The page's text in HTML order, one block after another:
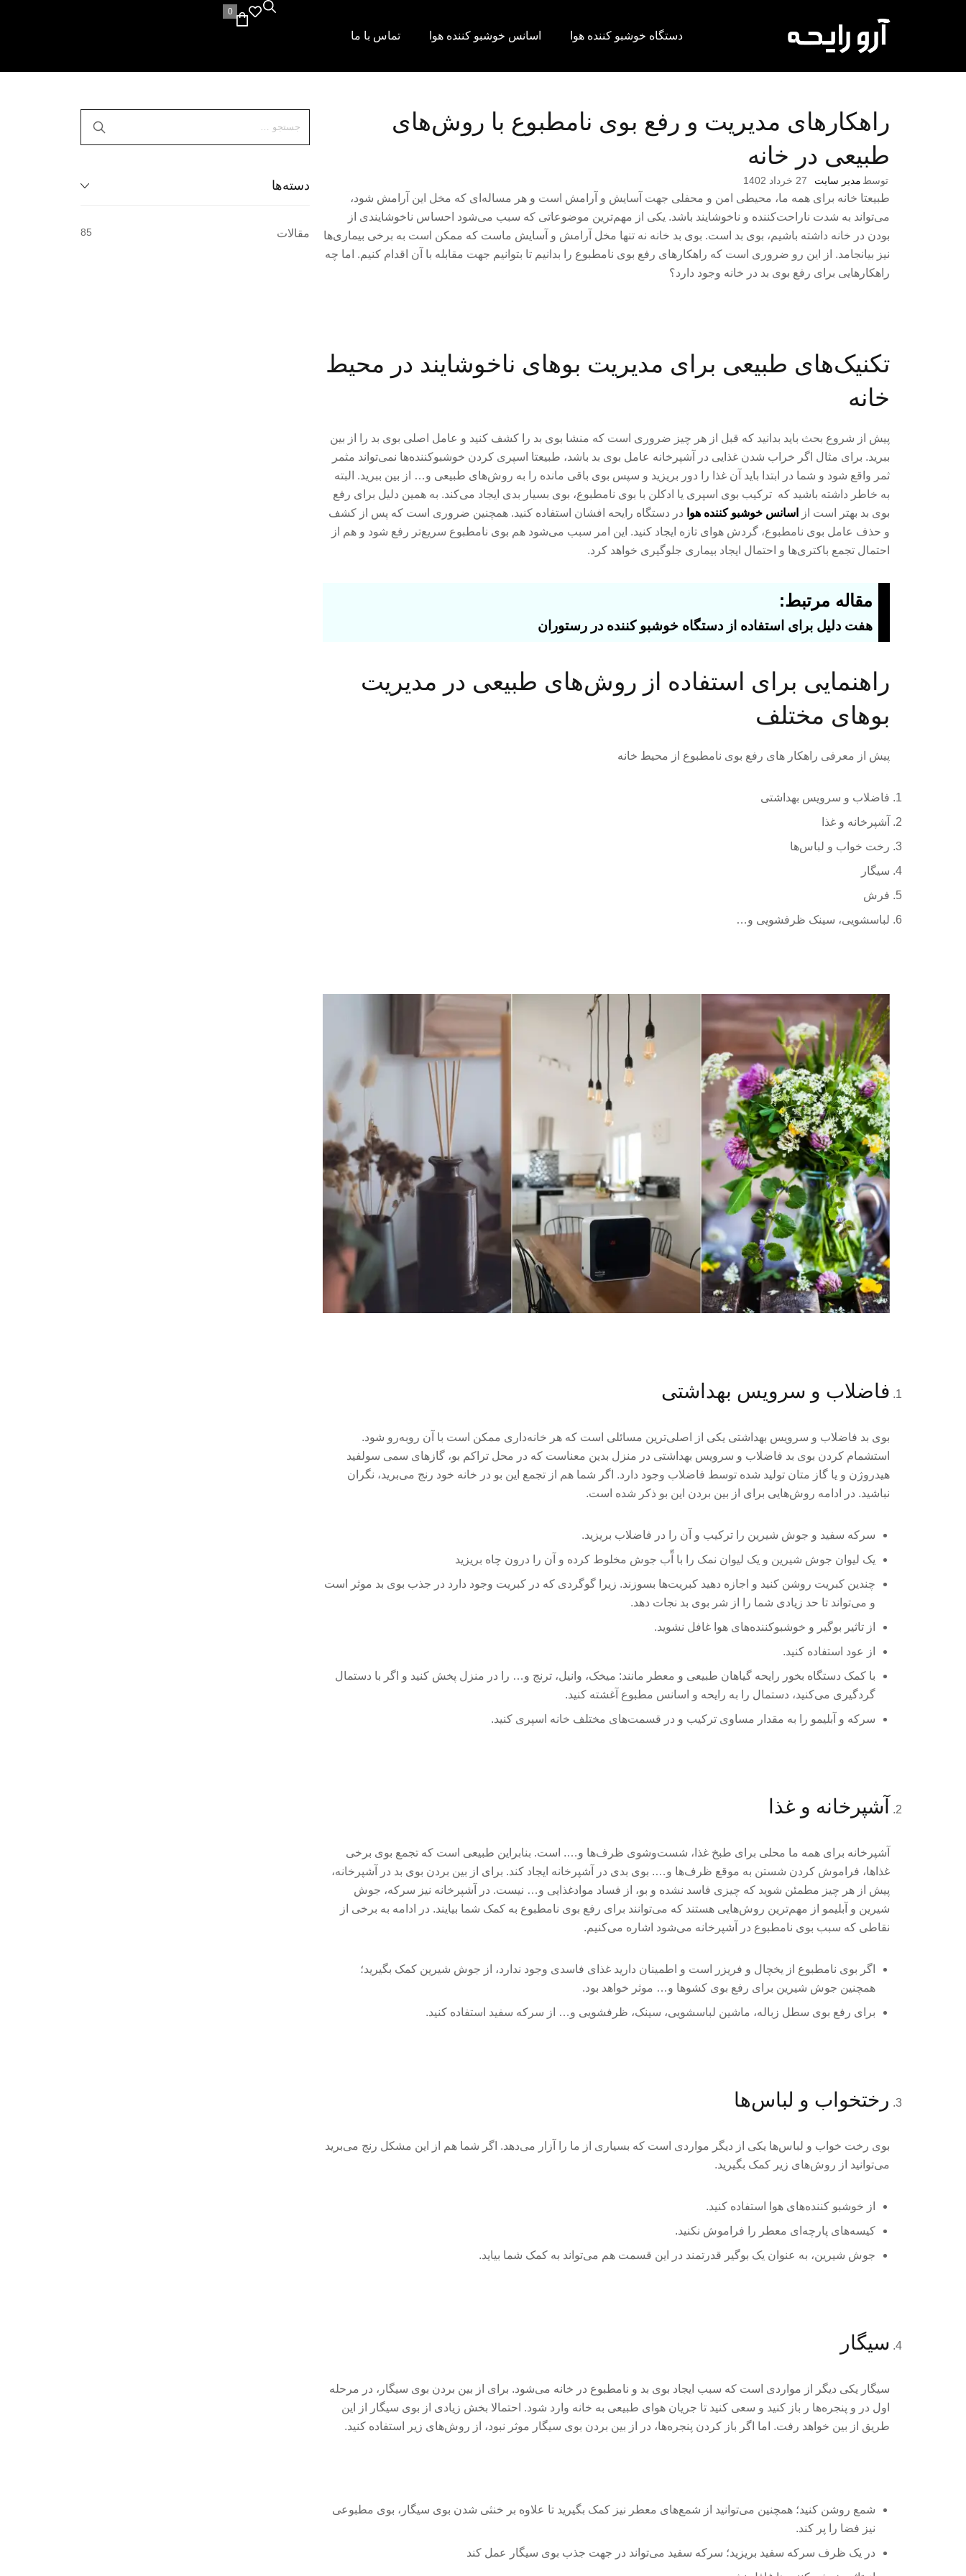
دستگاه خوشبو کننده هوا اسانس خوشبو کننده هوا تماس با ما
0
راهکارهای مدیریت و رفع بوی نامطبوع با روش‌های
طبیعی در خانه
توسط مدیر سایت 27 خرداد 1402
طبیعتا خانه برای همه ما، محیطی امن و محفلی جهت آسایش و آرامش است و هر مساله‌ای که مخل این آرامش شود،
می‌تواند به شدت ناراحت‌کننده و ناخوشایند باشد. یکی از مهم‌ترین موضوعاتی که سبب می‌شود احساس ناخوشایندی از
بودن در خانه داشته باشیم، بوی بد است. بوی بد خانه نه تنها مخل آرامش و آسایش ماست که ممکن است به برخی بیماری‌ها
نیز بیانجامد. از این رو ضروری است که راهکارهای رفع بوی نامطبوع را بدانیم تا بتوانیم جهت مقابله با آن اقدام کنیم. اما چه
راهکارهایی برای رفع بوی بد در خانه وجود دارد؟
تکنیک‌های طبیعی برای مدیریت بوهای ناخوشایند در محیط
خانه
پیش از شروع بحث باید بدانید که قبل از هر چیز ضروری است که منشا بوی بد را کشف کنید و عامل اصلی بوی بد را از بین
ببرید. برای مثال اگر خراب شدن غذایی در آشپرخانه عامل بوی بد باشد، طبیعتا اسپری کردن خوشبوکننده‌ها نمی‌تواند مثمر
ثمر واقع شود و شما در ابتدا باید آن غذا را دور بریزید و سپس بوی باقی مانده را به روش‌های طبیعی و… از بین ببرید. البته
به خاطر داشته باشید که ترکیب بوی اسپری یا ادکلن با بوی نامطبوع، بوی بسیار بدی ایجاد می‌کند. به همین دلیل برای رفع
بوی بد بهتر است از
اسانس خوشبو کننده هوا در دستگاه رایحه افشان استفاده کنید. همچنین ضروری است که پس از کشف
و حذف عامل بوی نامطبوع، گردش هوای تازه ایجاد کنید. این امر سبب می‌شود هم بوی نامطبوع سریع‌تر رفع شود و هم از
احتمال تجمع باکتری‌ها و احتمال ایجاد بیماری جلوگیری خواهد کرد.
مقاله مرتبط:
هفت دلیل برای استفاده از دستگاه خوشبو کننده در رستوران
راهنمایی برای استفاده از روش‌های طبیعی در مدیریت
بوهای مختلف
پیش از معرفی راهکار های رفع بوی نامطبوع از محیط خانه
فاضلاب و سرویس بهداشتی
آشپرخانه و غذا
رخت خواب و لباس‌ها
سیگار
فرش
لباسشویی، سینک ظرفشویی و…
فاضلاب و سرویس بهداشتی
بوی بد فاضلاب و سرویس بهداشتی یکی از اصلی‌ترین مسائلی است که هر خانه‌داری ممکن است با آن روبه‌رو شود.
استشمام کردن بوی بد فاضلاب و سرویس بهداشتی در منزل بدین معناست که در محل تراکم بو، گازهای سمی سولفید
هیدروژن و یا گاز متان تولید شده توسط فاضلاب وجود دارد. اگر شما هم از تجمع این بو در خانه خود رنج می‌برید، نگران
نباشید. در ادامه‌ روش‌هایی برای از بین بردن این بو ذکر شده است.
سرکه سفید و جوش شیرین را ترکیب و آن را در فاضلاب بریزید.
یک لیوان جوش شیرین و یک لیوان نمک را با آّب جوش مخلوط کرده و آن را درون چاه بریزید
چندین کبریت روشن کنید و اجازه دهید کبریت‌ها بسوزند. زیرا گوگردی که در کبریت وجود دارد در جذب بوی بد موثر است
و می‌تواند تا حد زیادی شما را از شر بوی بد نجات دهد.
از تاثیر بوگیر و خوشبوکننده‌های هوا غافل نشوید.
از عود استفاده کنید.
با کمک دستگاه بخور رایحه گیاهان طبیعی و معطر مانند: میخک، وانیل، ترنج و… را در منزل پخش کنید و اگر با دستمال
گردگیری می‌کنید، دستمال را به رایحه و اسانس‌ مطبوع آغشته کنید.
سرکه و آبلیمو را به مقدار مساوی ترکیب و در قسمت‌های مختلف خانه اسپری کنید.
آشپرخانه و غذا
آشپرخانه برای همه ما محلی برای طبخ غذا، شست‌وشوی ظرف‌ها و…. است. بنابراین طبیعی است که تجمع بوی برخی
غذاها، فراموش کردن شستن به موقع ظرف‌ها و…. بوی بدی در آشپرخانه ایجاد کند. برای از بین بردن بوی بد در آشپرخانه،
پیش از هر چیز مطمئن شوید که چیزی فاسد نشده و بو، از فساد موادغذایی و… نیست. در آشپرخانه نیز سرکه، جوش
شیرین و آبلیمو از مهم‌ترین روش‌هایی هستند که می‌توانند برای رفع بوی نامطبوع به کمک شما بیایند. در ادامه به برخی از
نقاطی که سبب بوی نامطبوع در آشپرخانه می‌شود اشاره می‌کنیم.
اگر بوی نامطبوع از یخچال و فریزر است و اطمینان دارید غذای فاسدی وجود ندارد، از جوش شیرین کمک بگیرید؛
همچنین جوش شیرین برای رفع بوی کشوها و… موثر خواهد بود.
برای رفع بوی سطل زباله، ماشین لباسشویی، سینک، ظرفشویی و… از سرکه سفید استفاده کنید.
رختخواب و لباس‌ها
بوی رخت خواب و لباس‌ها یکی از دیگر مواردی است که بسیاری از ما را آزار می‌دهد. اگر شما هم از این مشکل رنج می‌برید
می‌توانید از روش‌های زیر کمک بگیرید.
از خوشبو کننده‌های هوا استفاده کنید.
کیسه‌های پارچه‌ای معطر را فراموش نکنید.
جوش شیرین، به عنوان یک بوگیر قدرتمند در این قسمت هم می‌تواند به کمک شما بیاید.
سیگار
سیگار یکی دیگر از مواردی است که سبب ایجاد بوی بد و نامطبوع در خانه می‌شود. برای از بین بردن بوی سیگار، در مرحله
اول در و پنجره‌ها ر باز کنید و سعی کنید تا جریان هوای طبیعی به خانه وارد شود. احتمالا بخش زیادی از بوی سیگار از این
طریق از بین خواهد رفت. اما اگر باز کردن پنجره‌ها، در از بین بردن بوی سیگار موثر نبود، از روش‌های زیر استفاده کنید.
شمع روشن کنید؛ همچنین می‌توانید از شمع‌های معطر نیز کمک بگیرید تا علاوه بر خنثی شدن بوی سیگار، بوی مطبوعی
نیز فضا را پر کند.
در یک ظرف سرکه سفید بریزید؛ سرکه سفید می‌تواند در جهت جذب بوی سیگار عمل کند
دسته‌ها
مقالات 85